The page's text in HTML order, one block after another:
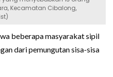
Kecamatan Cibalong,
beberapa masyarakat sipil
dari pemungutan sisa-sisa